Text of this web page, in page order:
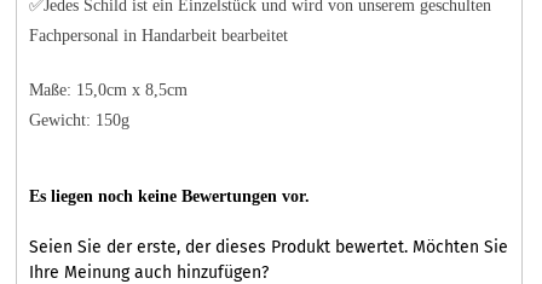
✅Jedes Schild ist ein Einzelstück und wird von unserem geschulten
Fachpersonal in Handarbeit bearbeitet
Maße: 15,0cm x 8,5cm
Gewicht: 150g
Es liegen noch keine Bewertungen vor.
Seien Sie der erste, der dieses Produkt bewertet. Möchten Sie
Ihre Meinung auch hinzufügen?